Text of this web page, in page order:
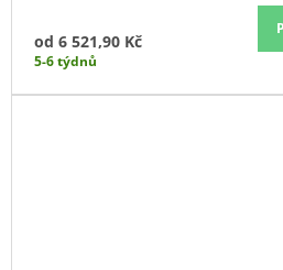
od 6 521,90 Kč
5-6 týdnů